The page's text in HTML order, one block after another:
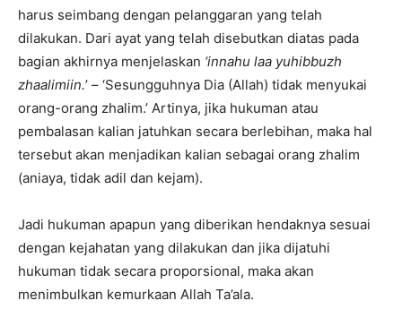
harus seimbang dengan pelanggaran yang telah
dilakukan. Dari ayat yang telah disebutkan diatas pada
bagian akhirnya menjelaskan ‘innahu laa yuhibbuzh
zhaalimiin.’ – ‘Sesungguhnya Dia (Allah) tidak menyukai
orang-orang zhalim.’ Artinya, jika hukuman atau
pembalasan kalian jatuhkan secara berlebihan, maka hal
tersebut akan menjadikan kalian sebagai orang zhalim
(aniaya, tidak adil dan kejam).
Jadi hukuman apapun yang diberikan hendaknya sesuai
dengan kejahatan yang dilakukan dan jika dijatuhi
hukuman tidak secara proporsional, maka akan
menimbulkan kemurkaan Allah Ta’ala.